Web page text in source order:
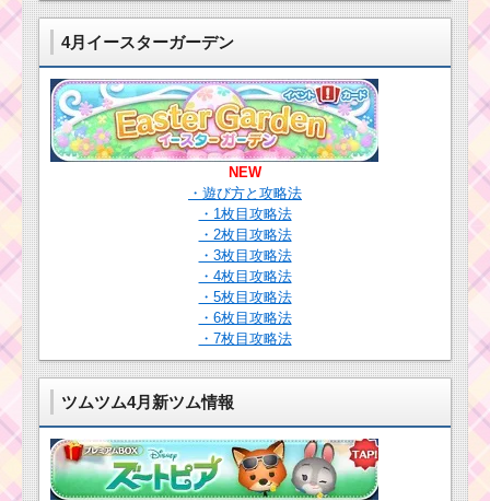
ストーリーブックスキ
ャラクターボーナス値
は30～50%
ツムツムビンゴ17 14.
黄色のツムを使った1プ
レイでツムを550個消
した方法
消去系スキルのツム
で合計800万点稼ぐミ
ッションを攻略するツ
2016年1月にミッショ
ンビンゴ14枚目・15枚
目が追加決定！
4月イースターガーデン
NEW
・遊び方と攻略法
・1枚目攻略法
・2枚目攻略法
・3枚目攻略法
・4枚目攻略法
・5枚目攻略法
・6枚目攻略法
・7枚目攻略法
ツムツム4月新ツム情報